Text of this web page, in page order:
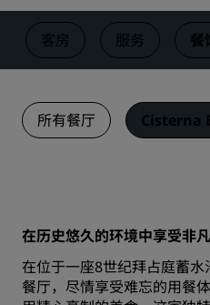
客房 服务 餐
所有餐厅 Cisterna
在历史悠久的环境中享受非
在位于一座8世纪拜占庭蓄
餐厅，尽情享受难忘的用餐